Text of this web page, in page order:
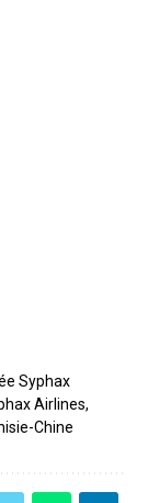
Syphax
Airlines,
Chine